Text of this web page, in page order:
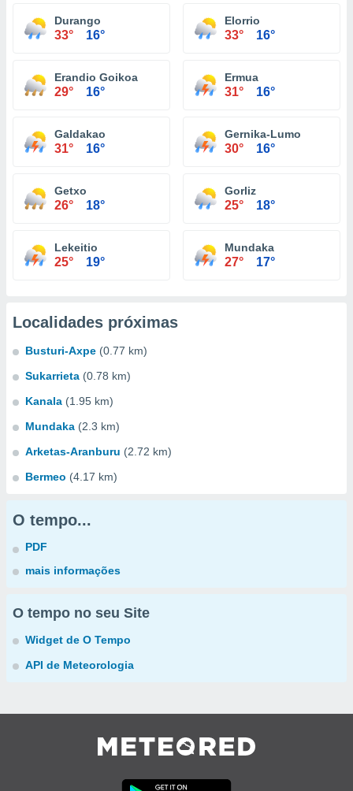
Durango
33° 16°
Elorrio
33° 16°
Erandio Goikoa
29° 16°
Ermua
31° 16°
Galdakao
31° 16°
Gernika-Lumo
30° 16°
Getxo
26° 18°
Gorliz
25° 18°
Lekeitio
25° 19°
Mundaka
27° 17°
Localidades próximas
Busturi-Axpe (0.77 km)
Sukarrieta (0.78 km)
Kanala (1.95 km)
Mundaka (2.3 km)
Arketas-Aranburu (2.72 km)
Bermeo (4.17 km)
O tempo...
PDF
mais informações
O tempo no seu Site
Widget de O Tempo
API de Meteorologia